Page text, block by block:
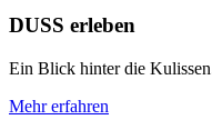
DUSS erleben
Ein Blick hinter die
Mehr erfahren